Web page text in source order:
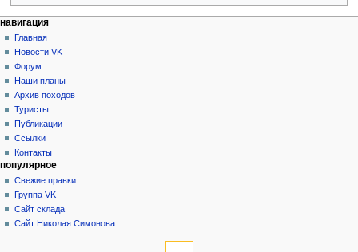
Н
а
в
и
а
ц
и
я
действия на странице
категория
обсуждение
читать
просмотр
кода
история
персональные инструменты
создать
учётную
запись
войти
навигация
Главная
Новости VK
Форум
Наши планы
Архив походов
Туристы
Публикации
Ссылки
Контакты
популярное
Свежие правки
Группа VK
Сайт склада
Сайт Николая Симонова